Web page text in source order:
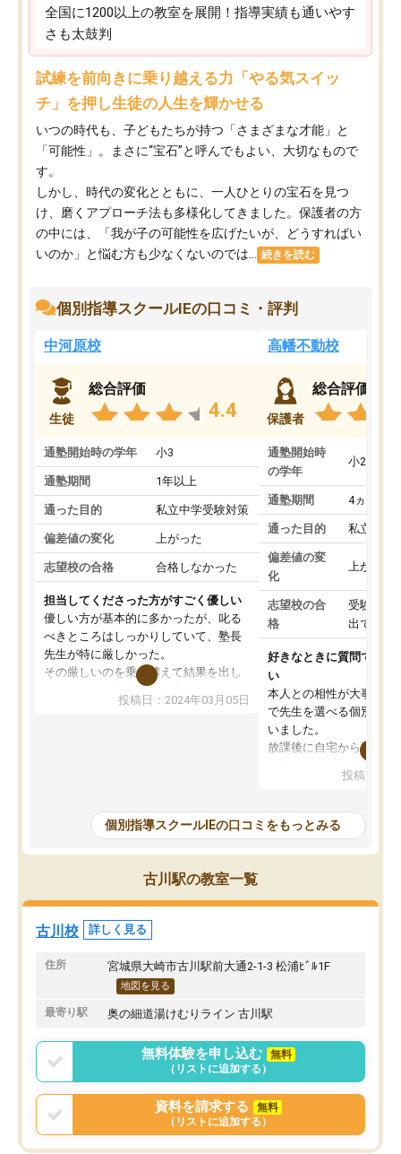
全国に1200以上の教室を展開！指導実績も通いやす
さも太鼓判
試練を前向きに乗り越える力「やる気スイッ
チ」を押し生徒の人生を輝かせる
いつの時代も、子どもたちが持つ「さまざまな才能」と
「可能性」。まさに“宝石”と呼んでもよい、大切なもので
す。
しかし、時代の変化とともに、一人ひとりの宝石を見つ
け、磨くアプローチ法も多様化してきました。保護者の方
の中には、「我が子の可能性を広げたいが、どうすればい
いのか」と悩む方も少なくないのでは...
続きを読む
個別指導スクールIEの口コミ・評判
中河原校
生徒
総合評価
4.4
通塾開始時の学年 小3
通塾期間 1年以上
通った目的 私立中学受験対策
偏差値の変化 上がった
志望校の合格 合格しなかった
担当してくださった方がすごく優しい
優しい方が基本的に多かったが、叱る
べきところはしっかりしていて、塾長
先生が特に厳しかった。
その厳しいのを乗り越えて結果を出し
た時ちゃんと塾長先生が褒めてくれた
ので、また褒められたいと思い更に頑
IEに通っていたおかげで学校のテスト
はほとんど100点以外は取らなかった
が、カリキュラムも指導内容もしっか
りしていたのにも関わらず私立中学受
験では結果を残せず非常に申し訳なか
った。
投稿日：2024年03月05日
高幡不動校
保護者
総合評価
通塾開始時
の学年
小2
通塾期間 4ヵ月～1
通った目的 私立中学
偏差値の変
化
上がった
志望校の合
格
受験して
出ていな
好きなときに質問できる
い
本人との相性が大事だと
で先生を選べる個別指導
いました。
放課後に自宅から通える
整頓されていたことが
は、小学生に理解できる
時事的な例えを交えて説
ものだったから、受講後
ことで、今はやめてしま
オススメしたいです。
投稿日：
個別指導スクールIEの口コミをもっとみる
古川駅の教室一覧
古川校 詳しく見る
住所 宮城県大崎市古川駅前大通2-1-3 松浦ﾋﾞﾙ1F
地図を見る
最寄り駅 奥の細道湯けむりライン 古川駅
無料体験を申し込む
無料
（リストに追加する）
資料を請求する
無料
（リストに追加する）